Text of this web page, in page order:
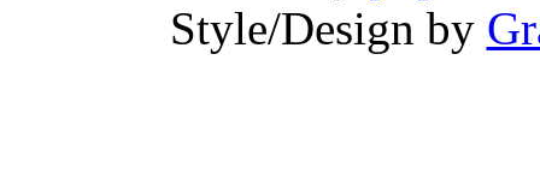
Style/Design by